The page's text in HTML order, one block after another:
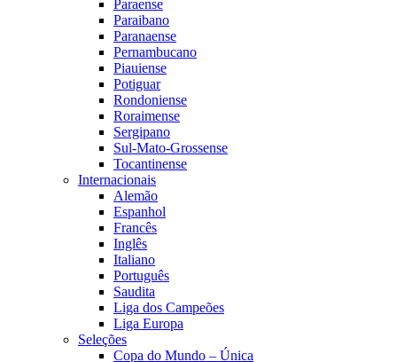
Paraense
Paraibano
Paranaense
Pernambucano
Piauiense
Potiguar
Rondoniense
Roraimense
Sergipano
Sul-Mato-Grossense
Tocantinense
Internacionais
Alemão
Espanhol
Francês
Inglês
Italiano
Português
Saudita
Liga dos Campeões
Liga Europa
Seleções
Copa do Mundo – Única